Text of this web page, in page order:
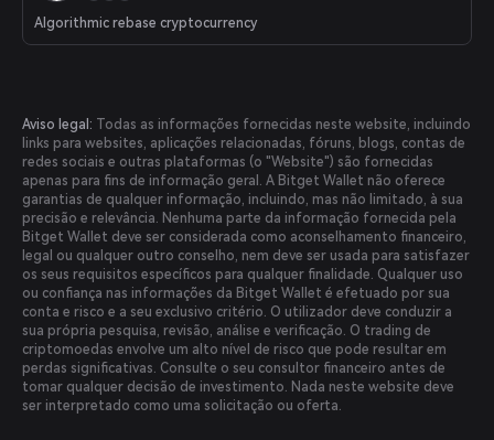
Algorithmic rebase cryptocurrency
Aviso legal:
Todas as informações fornecidas neste website, incluindo
links para websites, aplicações relacionadas, fóruns, blogs, contas de
redes sociais e outras plataformas (o "Website") são fornecidas
apenas para fins de informação geral. A Bitget Wallet não oferece
garantias de qualquer informação, incluindo, mas não limitado, à sua
precisão e relevância. Nenhuma parte da informação fornecida pela
Bitget Wallet deve ser considerada como aconselhamento financeiro,
legal ou qualquer outro conselho, nem deve ser usada para satisfazer
os seus requisitos específicos para qualquer finalidade. Qualquer uso
ou confiança nas informações da Bitget Wallet é efetuado por sua
conta e risco e a seu exclusivo critério. O utilizador deve conduzir a
sua própria pesquisa, revisão, análise e verificação. O trading de
criptomoedas envolve um alto nível de risco que pode resultar em
perdas significativas. Consulte o seu consultor financeiro antes de
tomar qualquer decisão de investimento. Nada neste website deve
ser interpretado como uma solicitação ou oferta.